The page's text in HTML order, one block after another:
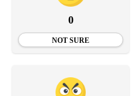
0
NOT SURE